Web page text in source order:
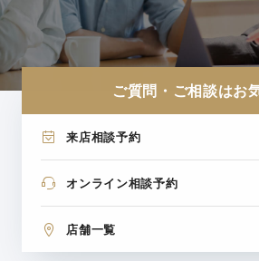
ご質問・ご相談はお
来店相談予約
オンライン相談予約
店舗一覧